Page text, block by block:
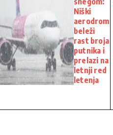
Niški
aerodrom
beleži
rast broja
putnika i
prelazi na
letnji red
letenja